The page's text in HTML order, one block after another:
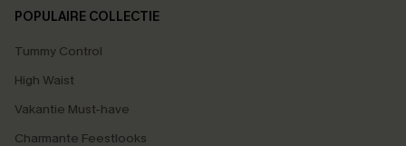
POPULAIRE COLLECTIE
Tummy Control
High Waist
Vakantie Must-have
Charmante Feestlooks